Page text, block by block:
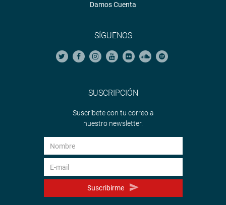
Damos Cuenta
SÍGUENOS
SUSCRIPCIÓN
Suscríbete con tu correo a
nuestro newsletter.
Suscribirme